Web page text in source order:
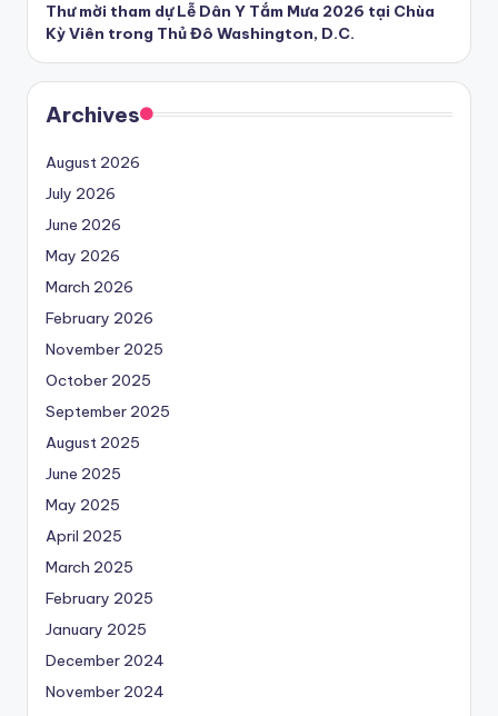
Thư mời tham dự Lễ Dân Y Tắm Mưa 2026 tại Chùa
Kỳ Viên trong Thủ Đô Washington, D.C.
Archives
August 2026
July 2026
June 2026
May 2026
March 2026
February 2026
November 2025
October 2025
September 2025
August 2025
June 2025
May 2025
April 2025
March 2025
February 2025
January 2025
December 2024
November 2024